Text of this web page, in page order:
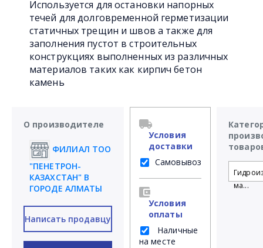
Используется для остановки напорных
течей для долговременной герметизации
статичных трещин и швов а также для
заполнения пустот в строительных
конструкциях выполненных из различных
материалов таких как кирпич бетон
камень
О производителе
ФИЛИАЛ ТОО
"ПЕНЕТРОН-
КАЗАХСТАН" В
ГОРОДЕ АЛМАТЫ
Написать продавцу
Условия
доставки
Самовывоз
Условия
оплаты
Наличные
на месте
ма...